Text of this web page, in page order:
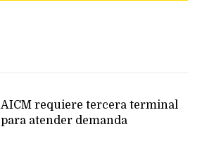
AICM requiere tercera terminal
para atender demanda